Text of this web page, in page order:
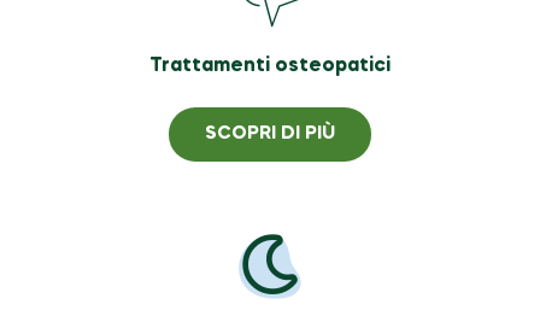
Trattamenti osteopatici
SCOPRI DI PIÙ